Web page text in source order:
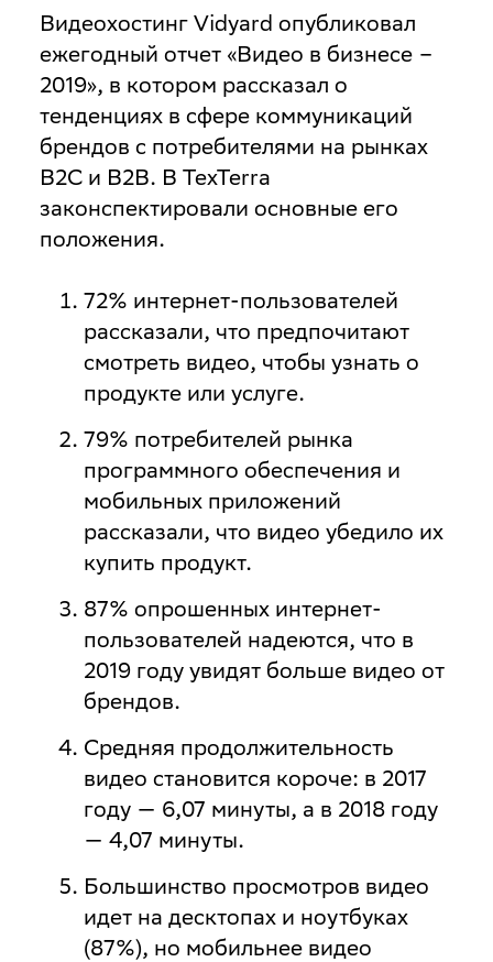
Видеохостинг Vidyard опубликовал
ежегодный отчет «Видео в бизнесе –
2019», в котором рассказал о
тенденциях в сфере коммуникаций
брендов с потребителями на рынках
B2C и B2B. В TexTerra
законспектировали основные его
положения.
72% интернет-пользователей
рассказали, что предпочитают
смотреть видео, чтобы узнать о
продукте или услуге.
79% потребителей рынка
программного обеспечения и
мобильных приложений
рассказали, что видео убедило их
купить продукт.
87% опрошенных интернет-
пользователей надеются, что в
2019 году увидят больше видео от
брендов.
Средняя продолжительность
видео становится короче: в 2017
году — 6,07 минуты, а в 2018 году
— 4,07 минуты.
Большинство просмотров видео
идет на десктопах и ноутбуках
(87%), но мобильнее видео